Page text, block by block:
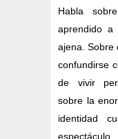
Habla
aprendido
ajena. Sobre
confundirse
de vivir
sobre la
identidad
espectáculo.